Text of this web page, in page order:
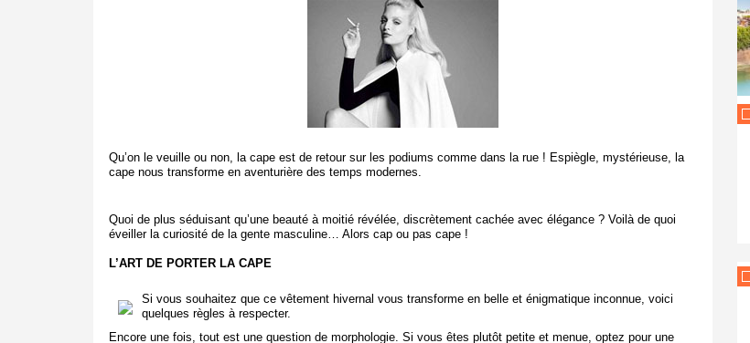
Qu’on le veuille ou non, la cape est de retour sur les podiums comme dans la rue ! Espiègle, mystérieuse, la
cape nous transforme en aventurière des temps modernes.
Quoi de plus séduisant qu’une beauté à moitié révélée, discrètement cachée avec élégance ? Voilà de quoi
éveiller la curiosité de la gente masculine… Alors cap ou pas cape !
L’ART DE PORTER LA CAPE
Si vous souhaitez que ce vêtement hivernal vous transforme en belle et énigmatique inconnue, voici
quelques règles à respecter.
Encore une fois, tout est une question de morphologie. Si vous êtes plutôt petite et menue, optez pour une